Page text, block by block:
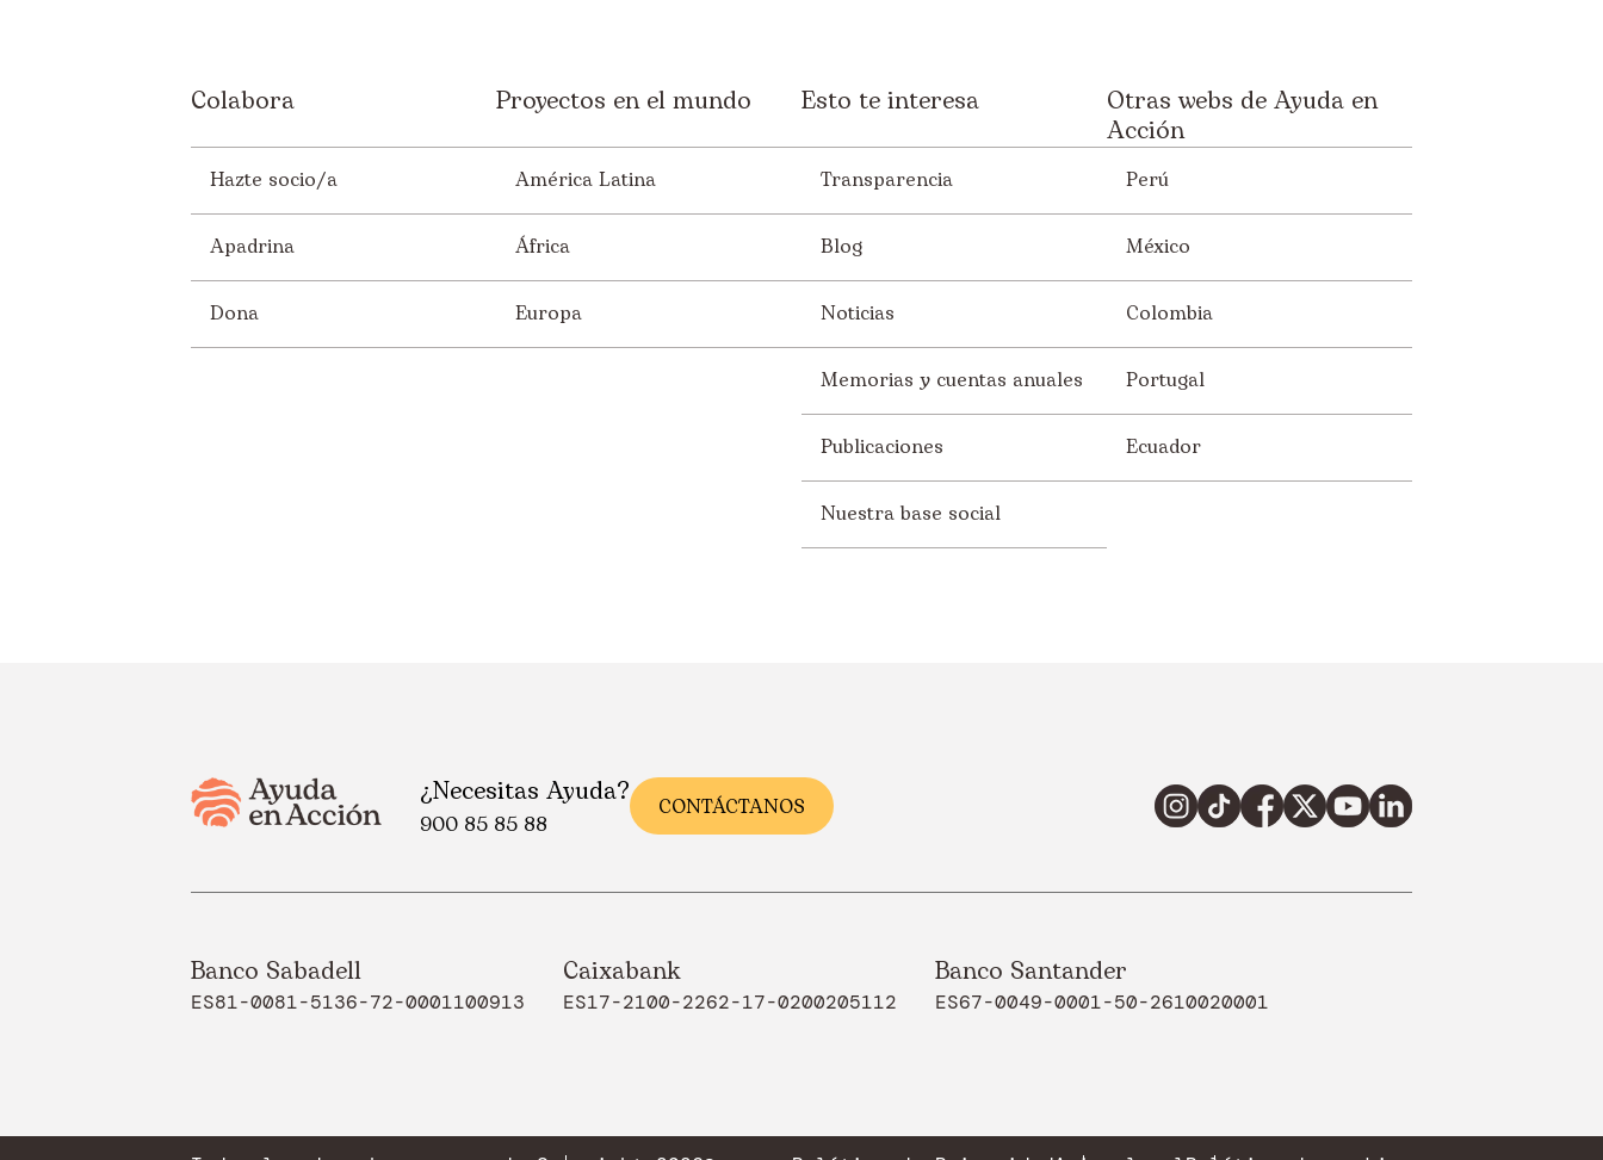
Colabora
Hazte socio/a
Apadrina
Dona
Proyectos en el mundo
América Latina
África
Europa
Esto te interesa
Transparencia
Blog
Noticias
Memorias y cuentas anuales
Publicaciones
Nuestra base social
Otras webs de Ayuda en
Acción
Perú
México
Colombia
Portugal
Ecuador
¿Necesitas Ayuda?
900 85 85 88
CONTÁCTANOS
Banco Sabadell
ES81-0081-5136-72-0001100913
Caixabank
ES17-2100-2262-17-0200205112
Banco Santander
ES67-0049-0001-50-2610020001